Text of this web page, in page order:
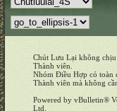
Chút Lưu Lại không chịu
Thành viên.
Nhóm Điều Hợp có toàn
Thành viên mà không
Powered by vBulletin®
Ltd.